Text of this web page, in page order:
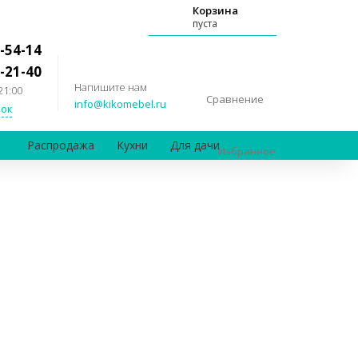
54-14
21-40
Напишите нам
info@kikomebel.ru
Сравнение
Избранное
Корзина
пуста
Распродажа Кухни Для дачи